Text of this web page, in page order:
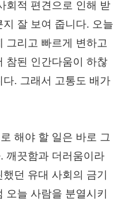
회적 편견으로 인해 받
잘 보여 줍니다. 오늘
그리고 빠르게 변하고
참된 인간다움이 하찮
. 그래서 고통도 배가
해야 할 일은 바로 그
깨끗함과 더러움이라
던 유대 사회의 금기
늘 사람을 분열시키